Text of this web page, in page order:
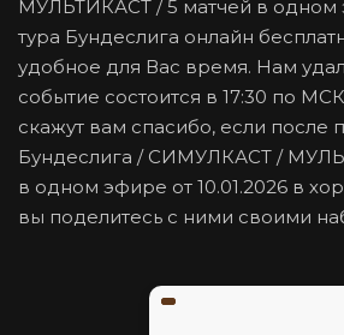
МУЛЬТИКАСТ / 5 матчей в одном
тура Бундеслига онлайн
удобное для Вас время. Нам
событие состоится в 17:30 по
скажут вам спасибо, если после
Бундеслига / СИМУЛКАСТ /
в одном эфире от 10.01.2026 в
вы поделитесь с ними своими